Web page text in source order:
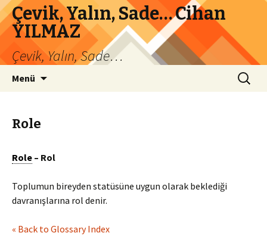
Çevik, Yalın, Sade… Cihan
YILMAZ
Çevik, Yalın, Sade…
Menü Arama:
Role
Role – Rol
Toplumun bireyden statüsüne uygun olarak beklediği
davranışlarına rol denir.
« Back to Glossary Index